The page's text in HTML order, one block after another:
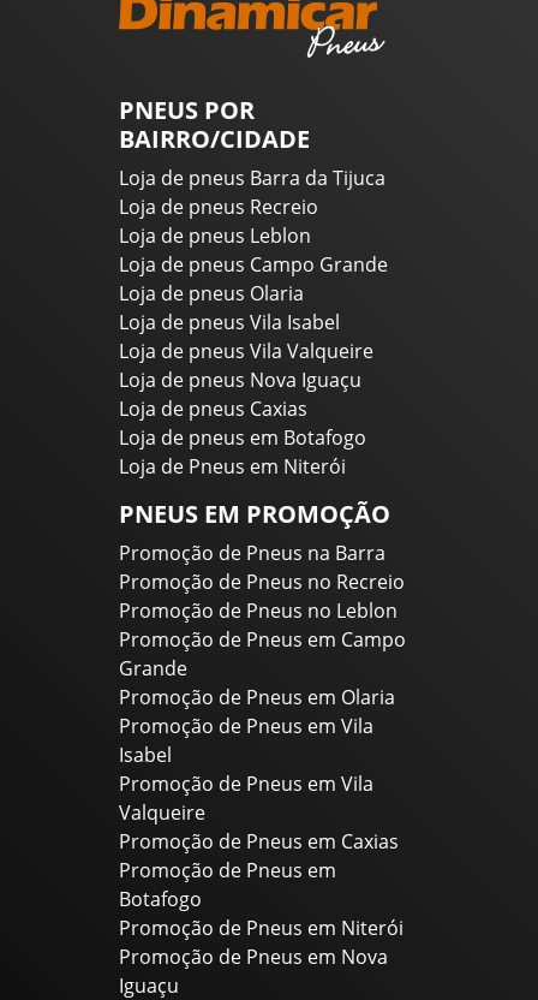
PNEUS POR
BAIRRO/CIDADE
Loja de pneus Barra da Tijuca
Loja de pneus Recreio
Loja de pneus Leblon
Loja de pneus Campo Grande
Loja de pneus Olaria
Loja de pneus Vila Isabel
Loja de pneus Vila Valqueire
Loja de pneus Nova Iguaçu
Loja de pneus Caxias
Loja de pneus em Botafogo
Loja de Pneus em Niterói
PNEUS EM PROMOÇÃO
Promoção de Pneus na Barra
Promoção de Pneus no Recreio
Promoção de Pneus no Leblon
Promoção de Pneus em Campo
Grande
Promoção de Pneus em Olaria
Promoção de Pneus em Vila
Isabel
Promoção de Pneus em Vila
Valqueire
Promoção de Pneus em Caxias
Promoção de Pneus em
Botafogo
Promoção de Pneus em Niterói
Promoção de Pneus em Nova
Iguaçu